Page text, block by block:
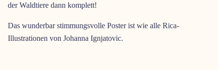
der Waldtiere dann komplett!
Das wunderbar stimmungsvolle Poster ist wie alle Rica-
Illustrationen von Johanna Ignjatovic.